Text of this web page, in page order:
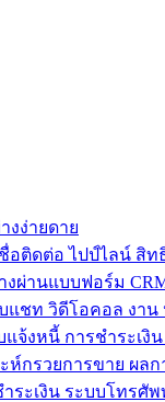
งง่ายดาย
อติดต่อ ไปป์ไลน์ สิท
านแบบฟอร์ม CRM
แชท วิดีโอคอล งาน
แจ้งหนี้ การชำระเ
ะห์กรวยการขาย ผล
ำระเงิน ระบบโทร